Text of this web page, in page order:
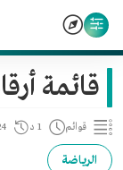
قائمة
قوائم 1 د
الرياضة